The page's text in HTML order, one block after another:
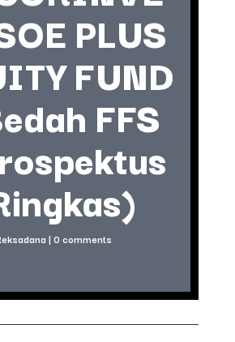
PLUS
FUND
FFS
| 0 comments